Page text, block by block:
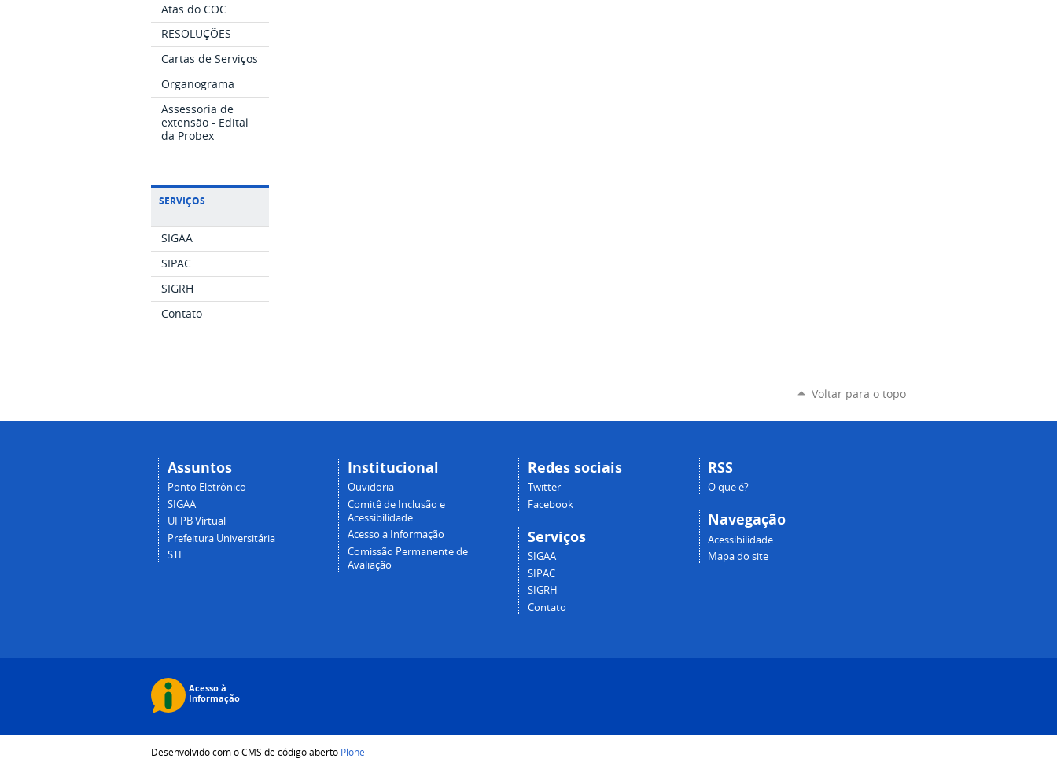
Atas do COC
RESOLUÇÕES
Cartas de Serviços
Organograma
Assessoria de
extensão - Edital
da Probex
SERVIÇOS
SIGAA
SIPAC
SIGRH
Contato
Voltar para o topo
Assuntos
Ponto Eletrônico
SIGAA
UFPB Virtual
Prefeitura Universitária
STI
Institucional
Ouvidoria
Comitê de Inclusão e
Acessibilidade
Acesso a Informação
Comissão Permanente de
Avaliação
Redes sociais
Twitter
Facebook
Serviços
SIGAA
SIPAC
SIGRH
Contato
RSS
O que é?
Navegação
Acessibilidade
Mapa do site
Desenvolvido com o CMS de código aberto Plone